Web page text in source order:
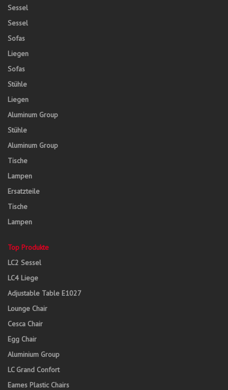
Sessel
Sessel
Sofas
Liegen
Sofas
Stühle
Liegen
Aluminum Group
Stühle
Aluminum Group
Tische
Lampen
Ersatzteile
Tische
Lampen
Top Produkte
LC2 Sessel
LC4 Liege
Adjustable Table E1027
Lounge Chair
Cesca Chair
Egg Chair
Aluminium Group
LC Grand Confort
Eames Plastic Chairs